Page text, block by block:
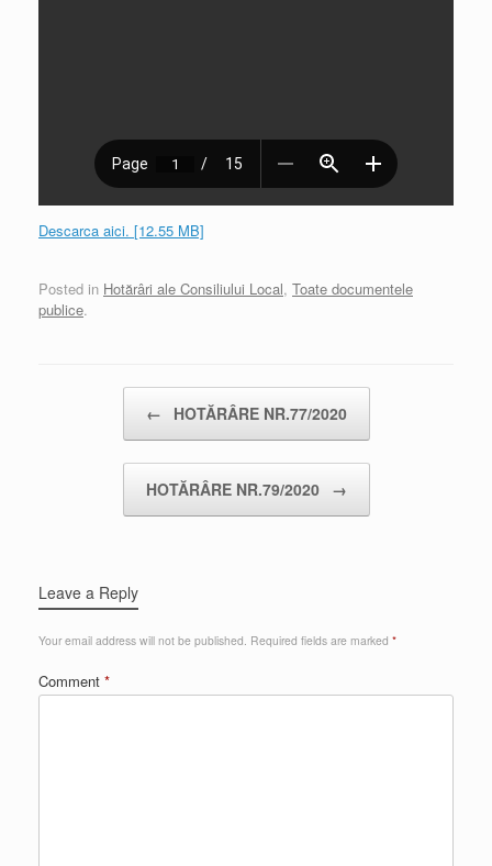
Descarca aici. [12.55 MB]
Posted in Hotărâri ale Consiliului Local, Toate documentele
publice.
← HOTĂRÂRE NR.77/2020
HOTĂRÂRE NR.79/2020 →
Leave a Reply
Your email address will not be published. Required fields are marked *
Comment *